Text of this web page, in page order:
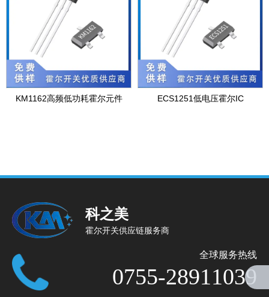
KM1162高频低功耗霍尔元件 ECS1251低电压霍尔IC
科之美
霍尔开关供应链服务商
全球服务热线
0755-28911039